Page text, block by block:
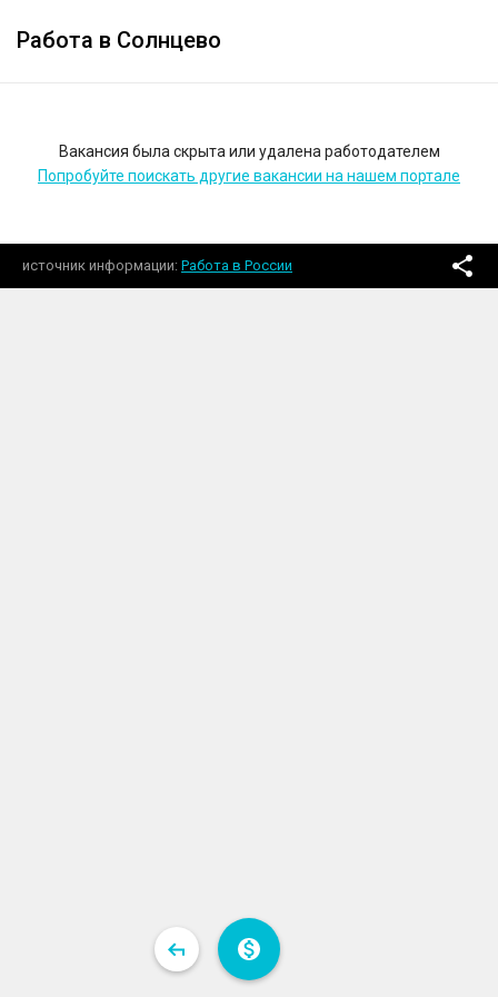
Работа в Солнцево
Вакансия была скрыта или удалена работодателем
Попробуйте поискать другие вакансии на нашем портале
источник информации Работа в России